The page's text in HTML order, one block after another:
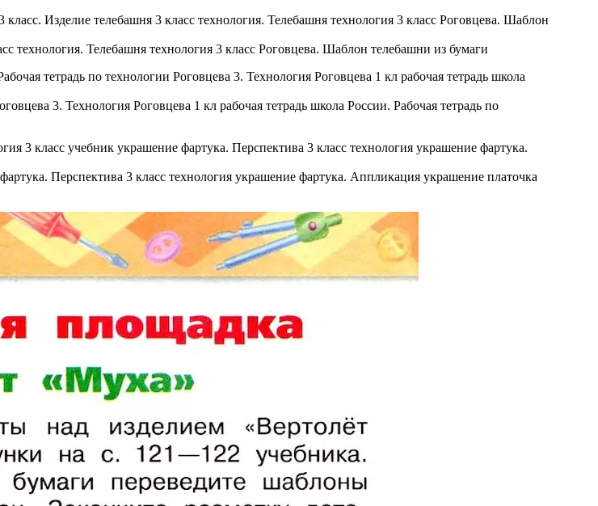
технология. Телебашня технология 3 класс Роговцева. Шаблон телебашни из бумаги
3. Технология Роговцева 1 кл рабочая тетрадь школа России. Рабочая тетрадь по
Перспектива 3 класс технология украшение фартука. Аппликация украшение платочка